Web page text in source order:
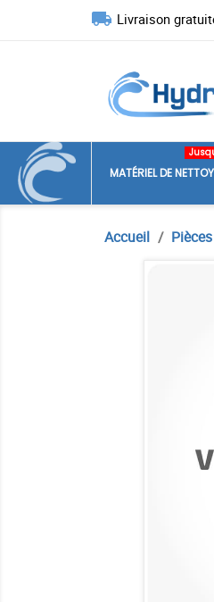
local_shipping Livraison
MATÉRIEL DE
Accueil